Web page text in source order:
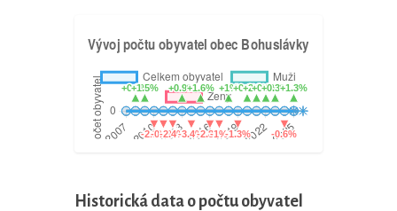
Historická data o počtu obyvatel